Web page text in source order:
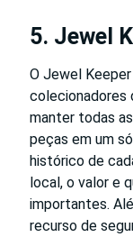
5. Jewel
O Jewel
colecionadores
manter todas
peças em um
histórico de
local, o valor e
importantes.
recurso de